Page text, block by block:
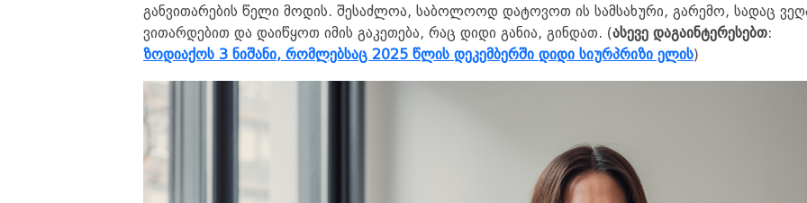
განვითარების წელი მოდის. შესაძლოა, საბოლოოდ დატოვოთ ის სამსახური, გარემო, სადაც
ვითარდებით და დაიწყოთ იმის გაკეთება, რაც დიდი განია, გინდათ. (ასევე დაგაინტერესებთ:
ზოდიაქოს 3 ნიშანი, რომლებსაც 2025 წლის დეკემბერში დიდი სიურპრიზი ელის)